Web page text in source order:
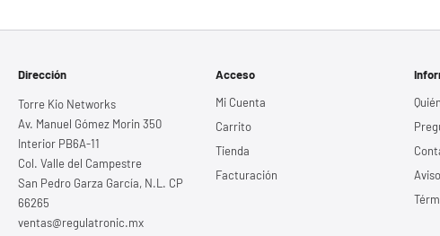
Dirección
Torre Kio Networks
Av. Manuel Gómez Morin 350
Interior PB6A-11
Col. Valle del Campestre
San Pedro Garza García, N.L. CP
66265
ventas@regulatronic.mx
Acceso
Mi Cuenta
Carrito
Tienda
Facturación